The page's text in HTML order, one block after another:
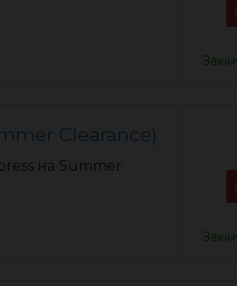
Clearance)
на Summer